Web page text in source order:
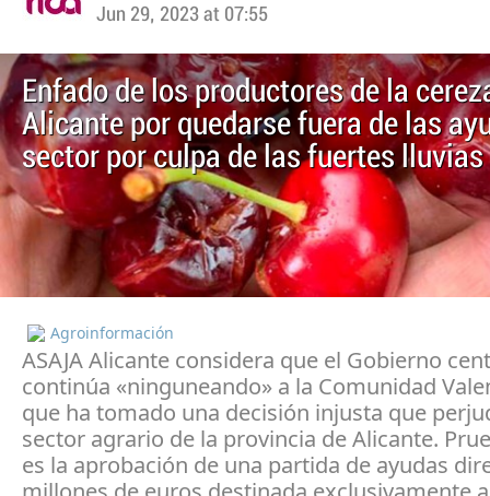
Jun 29, 2023 at 07:55
Enfado de los productores de la
Alicante por quedarse fuera de las
sector por culpa de las fuertes lluvias
Agroinformación
ASAJA Alicante considera que el Gobierno
continúa «ninguneando» a la Comunidad
que ha tomado una decisión injusta que
sector agrario de la provincia de Alicante.
es la aprobación de una partida de ayudas